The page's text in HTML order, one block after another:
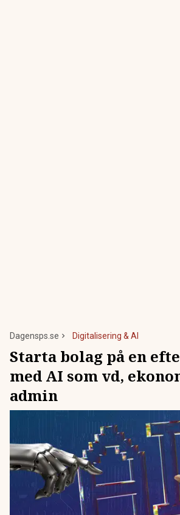
Dagensps.se Digitalisering & AI
Starta bolag på en
med AI som vd,
admin